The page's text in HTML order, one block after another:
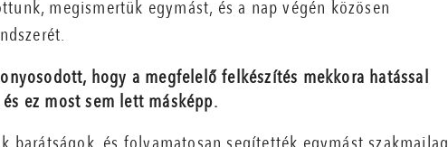
megismertük egymást, és a nap végén közösen
hogy a megfelelő felkészítés mekkora hatással
ez most sem lett másképp.